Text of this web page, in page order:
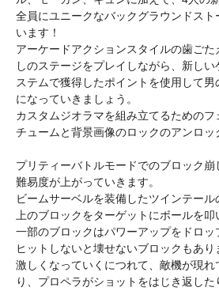
全員にユニークなバックグラウンドスト
います！
アーケードアクションスタイルの歯ごた
しのステージをプレイしながら、新し
ステムで獲得したポイントを使用して男
になっていきましょう。
カスタムジオラマを組み立てるためのフ
チュームと背景画像のロックのアンロッ
プリティーバトルモードでのブロック崩
難易度が上がっていきます。
ビームサーベルを装備したツインテー
上のブロックをターゲットにボールを叩
一部のブロックはパワーアップをドロッ
ヒットしないと壊せないブロックもあ
激しくなっていくにつれて、敵機が現れ
り、プロペラがショットをはじき返し